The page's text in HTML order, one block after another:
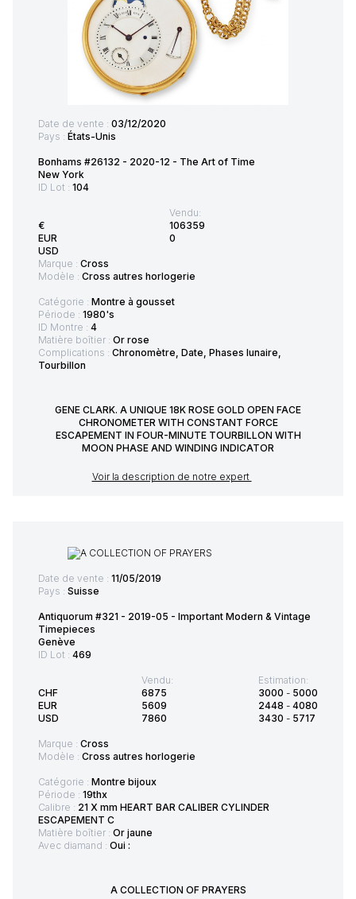
Date de vente : 03/12/2020
Pays : États-Unis
Bonhams #26132 - 2020-12 - The Art of Time
New York
ID Lot : 104
€
EUR
USD
Vendu:
106359
0
Marque : Cross
Modèle : Cross autres horlogerie
Catégorie : Montre à gousset
Période : 1980's
ID Montre : 4
Matière boîtier : Or rose
Complications : Chronomètre, Date, Phases lunaire,
Tourbillon
GENE CLARK. A UNIQUE 18K ROSE GOLD OPEN FACE
CHRONOMETER WITH CONSTANT FORCE
ESCAPEMENT IN FOUR-MINUTE TOURBILLON WITH
MOON PHASE AND WINDING INDICATOR
Voir la description de notre expert
Date de vente : 11/05/2019
Pays : Suisse
Antiquorum #321 - 2019-05 - Important Modern & Vintage
Timepieces
Genève
ID Lot : 469
CHF
EUR
USD
Vendu:
6875
5609
7860
Estimation:
3000 - 5000
2448 - 4080
3430 - 5717
Marque : Cross
Modèle : Cross autres horlogerie
Catégorie : Montre bijoux
Période : 19thx
Calibre : 21 X mm HEART BAR CALIBER CYLINDER
ESCAPEMENT C
Matière boîtier : Or jaune
Avec diamand : Oui :
A COLLECTION OF PRAYERS